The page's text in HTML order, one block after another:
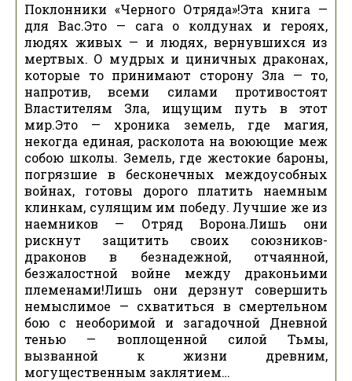
Поклонники «Черного Отряда»!Эта книга —
для Вас.Это — сага о колдунах и героях,
людях живых — и людях, вернувшихся из
мертвых. О мудрых и циничных драконах,
которые то принимают сторону Зла — то,
напротив, всеми силами противостоят
Властителям Зла, ищущим путь в этот
мир.Это — хроника земель, где магия,
некогда единая, расколота на воюющие меж
собою школы. Земель, где жестокие бароны,
погрязшие в бесконечных междоусобных
войнах, готовы дорого платить наемным
клинкам, сулящим им победу. Лучшие же из
наемников — Отряд Ворона.Лишь они
рискнут защитить своих союзников-
драконов в безнадежной, отчаянной,
безжалостной войне между драконьими
племенами!Лишь они дерзнут совершить
немыслимое — схватиться в смертельном
бою с необоримой и загадочной Дневной
тенью — воплощенной силой Тьмы,
вызванной к жизни древним,
могущественным заклятием…